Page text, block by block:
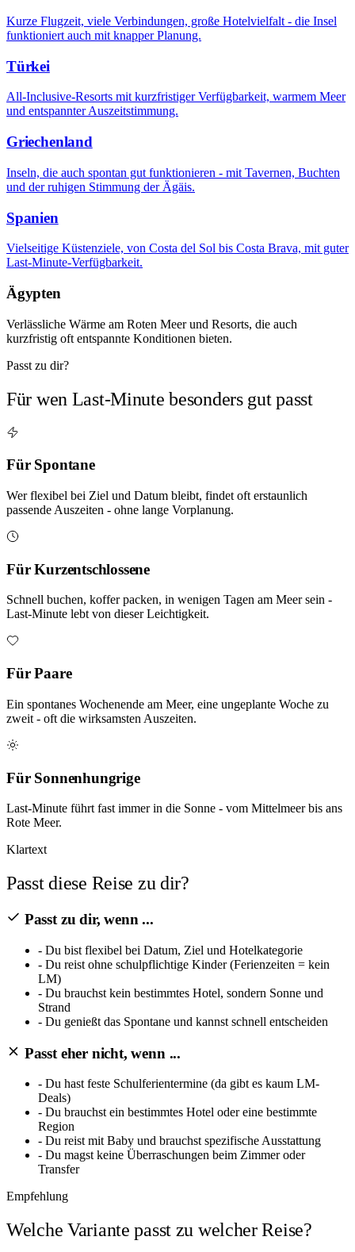
Kurze Flugzeit, viele Verbindungen, große Hotelvielfalt - die Insel
funktioniert auch mit knapper Planung.
Türkei
All-Inclusive-Resorts mit kurzfristiger Verfügbarkeit, warmem Meer
und entspannter Auszeitstimmung.
Griechenland
Inseln, die auch spontan gut funktionieren - mit Tavernen, Buchten
und der ruhigen Stimmung der Ägäis.
Spanien
Vielseitige Küstenziele, von Costa del Sol bis Costa Brava, mit guter
Last-Minute-Verfügbarkeit.
Ägypten
Verlässliche Wärme am Roten Meer und Resorts, die auch
kurzfristig oft entspannte Konditionen bieten.
Passt zu dir?
Für wen Last-Minute besonders gut passt
Für Spontane
Wer flexibel bei Ziel und Datum bleibt, findet oft erstaunlich
passende Auszeiten - ohne lange Vorplanung.
Für Kurzentschlossene
Schnell buchen, koffer packen, in wenigen Tagen am Meer sein -
Last-Minute lebt von dieser Leichtigkeit.
Für Paare
Ein spontanes Wochenende am Meer, eine ungeplante Woche zu
zweit - oft die wirksamsten Auszeiten.
Für Sonnenhungrige
Last-Minute führt fast immer in die Sonne - vom Mittelmeer bis ans
Rote Meer.
Klartext
Passt diese Reise zu dir?
Passt zu dir, wenn ...
- Du bist flexibel bei Datum, Ziel und Hotelkategorie
- Du reist ohne schulpflichtige Kinder (Ferienzeiten = kein
LM)
- Du brauchst kein bestimmtes Hotel, sondern Sonne und
Strand
- Du genießt das Spontane und kannst schnell entscheiden
Passt eher nicht, wenn ...
- Du hast feste Schulferientermine (da gibt es kaum LM-
Deals)
- Du brauchst ein bestimmtes Hotel oder eine bestimmte
Region
- Du reist mit Baby und brauchst spezifische Ausstattung
- Du magst keine Überraschungen beim Zimmer oder
Transfer
Empfehlung
Welche Variante passt zu welcher Reise?